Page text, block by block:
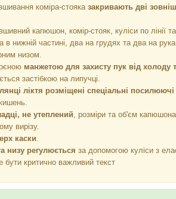
коміра-стояка закривають дві
капюшон, комір-стояк, куліси по лінії
в нижній частині, два на грудях та два на
низом.
манжетою для захисту пук від холоду
застібкою на липучці.
ліктя розміщені спеціальні
не утеплений, розміри та об'єм
вирізу.
каски.
низу регулюється за допомогою куліси з
критично важливий текст